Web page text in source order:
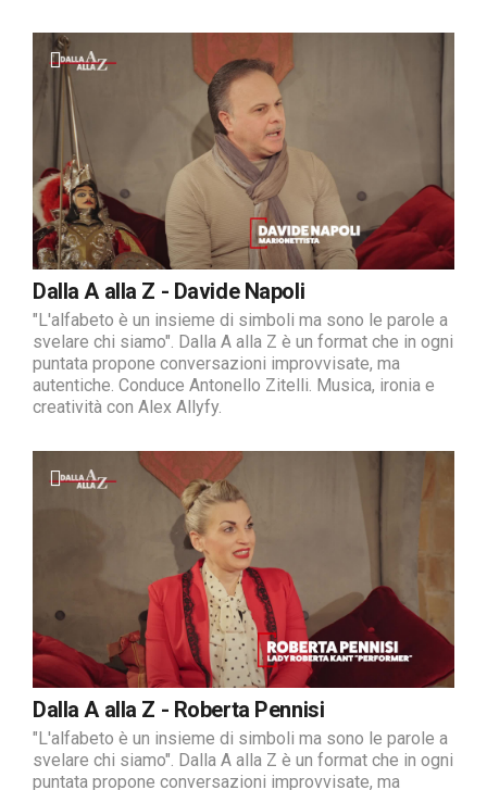
Dalla A alla Z - Davide Napoli
"L'alfabeto è un insieme di simboli ma sono le parole a
svelare chi siamo". Dalla A alla Z è un format che in ogni
puntata propone conversazioni improvvisate, ma
autentiche. Conduce Antonello Zitelli. Musica, ironia e
creatività con Alex Allyfy.
Dalla A alla Z - Roberta Pennisi
"L'alfabeto è un insieme di simboli ma sono le parole a
svelare chi siamo". Dalla A alla Z è un format che in ogni
puntata propone conversazioni improvvisate, ma